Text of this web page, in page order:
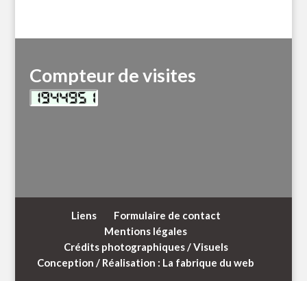
Compteur de visites
Liens
Formulaire de contact
Mentions légales
Crédits photographiques / Visuels
Conception / Réalisation : La fabrique du web